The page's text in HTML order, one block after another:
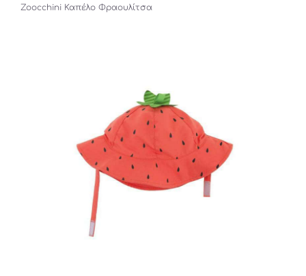
Zoocchini Καπέλο Φραουλίτσα